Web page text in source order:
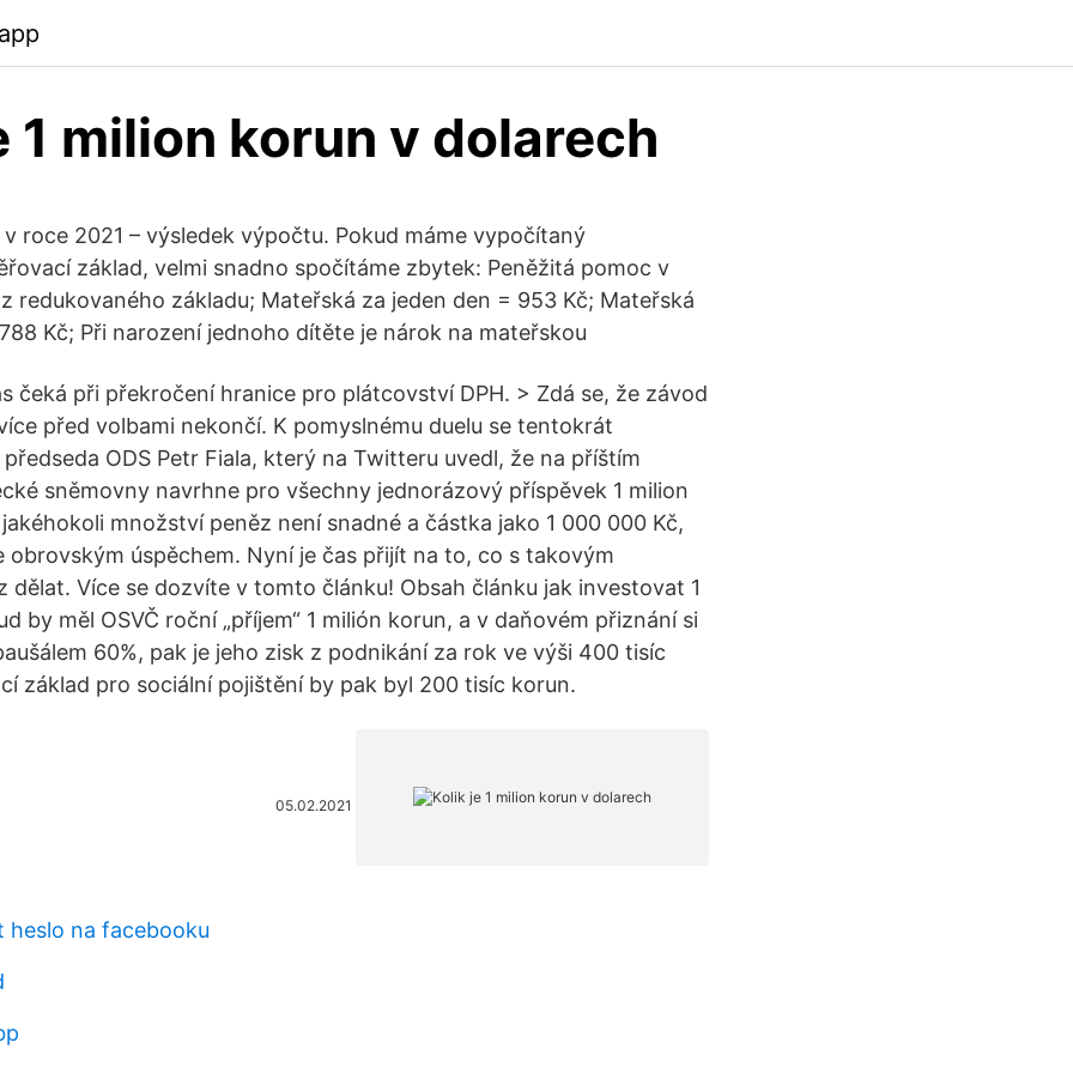
1 milion korun v dolarech
roce 2021 – výsledek výpočtu. Pokud máme vypočítaný
základ, velmi snadno spočítáme zbytek: Peněžitá pomoc v
redukovaného základu; Mateřská za jeden den = 953 Kč; Mateřská
Kč; Při narození jednoho dítěte je nárok na mateřskou
čeká při překročení hranice pro plátcovství DPH. > Zdá se, že závod
před volbami nekončí. K pomyslnému duelu se tentokrát
ODS Petr Fiala, který na Twitteru uvedl, že na příštím
sněmovny navrhne pro všechny jednorázový příspěvek 1 milion
množství peněz není snadné a částka jako 1 000 000 Kč,
obrovským úspěchem. Nyní je čas přijít na to, co s takovým
dělat. Více se dozvíte v tomto článku! Obsah článku jak investovat 1
by měl OSVČ roční „příjem“ 1 milión korun, a v daňovém přiznání si
60%, pak je jeho zisk z podnikání za rok ve výši 400 tisíc
základ pro sociální pojištění by pak byl 200 tisíc korun.
05.02.2021
heslo na facebooku